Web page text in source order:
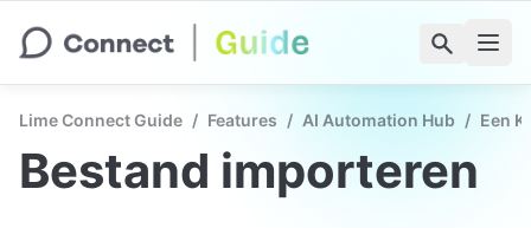
Lime Connect Guide / Features / AI Automation Hub / Een
Bestand importeren